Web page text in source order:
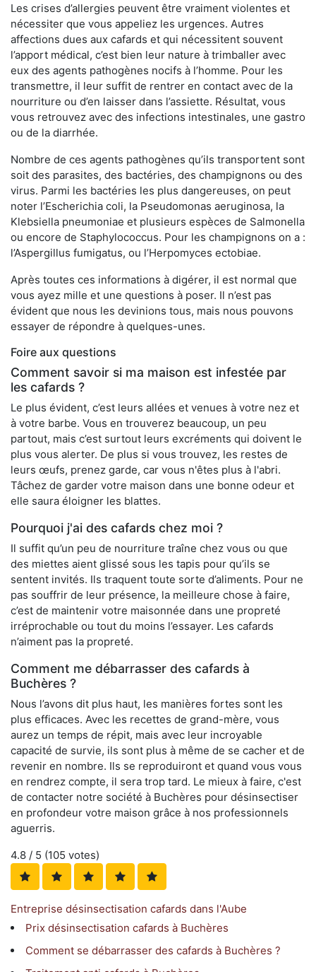
Les crises d’allergies peuvent être vraiment violentes et
nécessiter que vous appeliez les urgences. Autres
affections dues aux cafards et qui nécessitent souvent
l’apport médical, c’est bien leur nature à trimballer avec
eux des agents pathogènes nocifs à l’homme. Pour les
transmettre, il leur suffit de rentrer en contact avec de la
nourriture ou d’en laisser dans l’assiette. Résultat, vous
vous retrouvez avec des infections intestinales, une gastro
ou de la diarrhée.
Nombre de ces agents pathogènes qu’ils transportent sont
soit des parasites, des bactéries, des champignons ou des
virus. Parmi les bactéries les plus dangereuses, on peut
noter l’Escherichia coli, la Pseudomonas aeruginosa, la
Klebsiella pneumoniae et plusieurs espèces de Salmonella
ou encore de Staphylococcus. Pour les champignons on a :
l’Aspergillus fumigatus, ou l’Herpomyces ectobiae.
Après toutes ces informations à digérer, il est normal que
vous ayez mille et une questions à poser. Il n’est pas
évident que nous les devinions tous, mais nous pouvons
essayer de répondre à quelques-unes.
Foire aux questions
Comment savoir si ma maison est infestée par
les cafards ?
Le plus évident, c’est leurs allées et venues à votre nez et
à votre barbe. Vous en trouverez beaucoup, un peu
partout, mais c’est surtout leurs excréments qui doivent le
plus vous alerter. De plus si vous trouvez, les restes de
leurs œufs, prenez garde, car vous n'êtes plus à l'abri.
Tâchez de garder votre maison dans une bonne odeur et
elle saura éloigner les blattes.
Pourquoi j'ai des cafards chez moi ?
Il suffit qu’un peu de nourriture traîne chez vous ou que
des miettes aient glissé sous les tapis pour qu’ils se
sentent invités. Ils traquent toute sorte d’aliments. Pour ne
pas souffrir de leur présence, la meilleure chose à faire,
c’est de maintenir votre maisonnée dans une propreté
irréprochable ou tout du moins l’essayer. Les cafards
n’aiment pas la propreté.
Comment me débarrasser des cafards à
Buchères ?
Nous l’avons dit plus haut, les manières fortes sont les
plus efficaces. Avec les recettes de grand-mère, vous
aurez un temps de répit, mais avec leur incroyable
capacité de survie, ils sont plus à même de se cacher et de
revenir en nombre. Ils se reproduiront et quand vous vous
en rendrez compte, il sera trop tard. Le mieux à faire, c'est
de contacter notre société à Buchères pour désinsectiser
en profondeur votre maison grâce à nos professionnels
aguerris.
4.8 / 5 (105 votes)
Entreprise désinsectisation cafards dans l'Aube
Prix désinsectisation cafards à Buchères
Comment se débarrasser des cafards à Buchères ?